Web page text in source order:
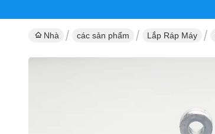
Nhà các sản phẩm Lắp Ráp Máy